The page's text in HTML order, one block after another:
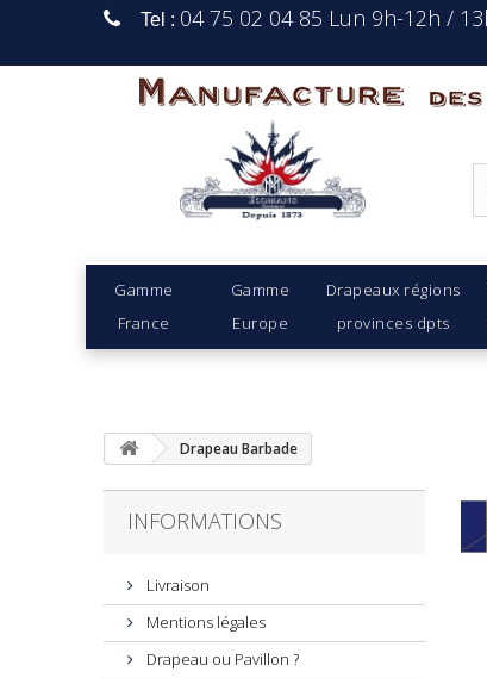
Tel : 04 75 02 04 85 Lun 9h-12h /
Manufacture
Gamme
France
Gamme
Europe
Drapeaux régions
provinces dpts
Drapeau Barbade
INFORMATIONS
Livraison
Mentions légales
Drapeau ou Pavillon ?